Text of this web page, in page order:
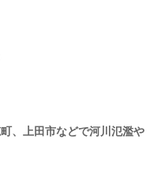
、上田市などで河川氾濫や